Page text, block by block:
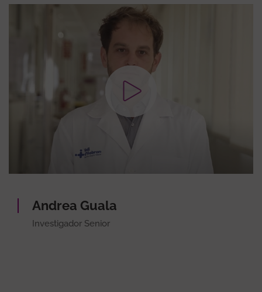
Andrea Guala
Investigador Senior